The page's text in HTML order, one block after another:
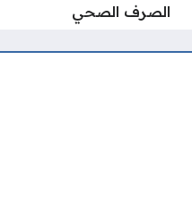
الصرف الصحي